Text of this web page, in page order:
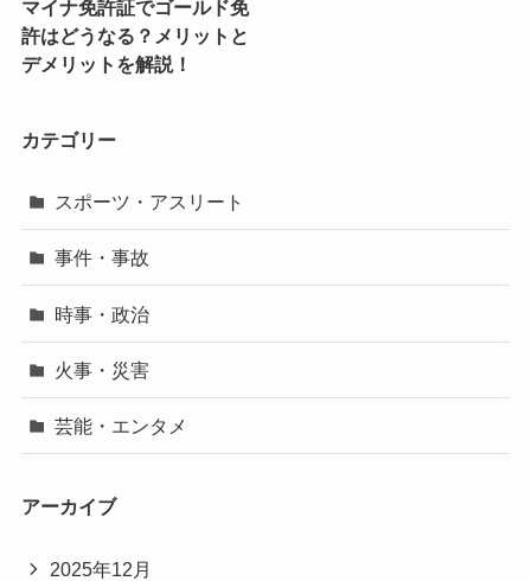
マイナ免許証でゴールド免
許はどうなる？メリットと
デメリットを解説！
カテゴリー
スポーツ・アスリート
事件・事故
時事・政治
火事・災害
芸能・エンタメ
アーカイブ
2025年12月